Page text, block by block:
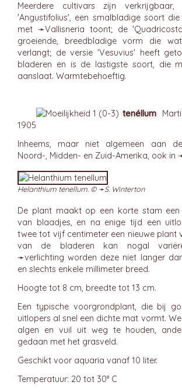
Meerdere cultivars zijn verkrijgbaar,
'Angustifolius', een smalbladige soort
met ➛Vallisneria toont; de
groeiende, breedbladige vorm die
verlangt; de versie 'Vesuvius' heeft
bladeren en is de lastigste soort, die
aanslaat. Warmtebehoeftig.
tenéllum
1905
Inheems, maar niet algemeen aan
Noord-, Midden- en Zuid-Amerika, ook in
Helanthium tenellum. © ➛S. Winterton
De plant maakt op een korte stam
van blaadjes, en na enige tijd een
twee tot vijf centimeter een nieuwe plant
van de bladeren kan nogal
➛verlichting worden deze niet langer
en slechts enkele millimeter breed.
Hoogte tot 8 cm, breedte tot 13 cm.
Een typische voorgrondplant, die bij
uitlopers al snel een dichte mat vormt.
algen en vuil uit weg te houden,
gedaan met het grasveld.
Geschikt voor aquaria vanaf 10 liter.
Temperatuur: 20 tot 30° C